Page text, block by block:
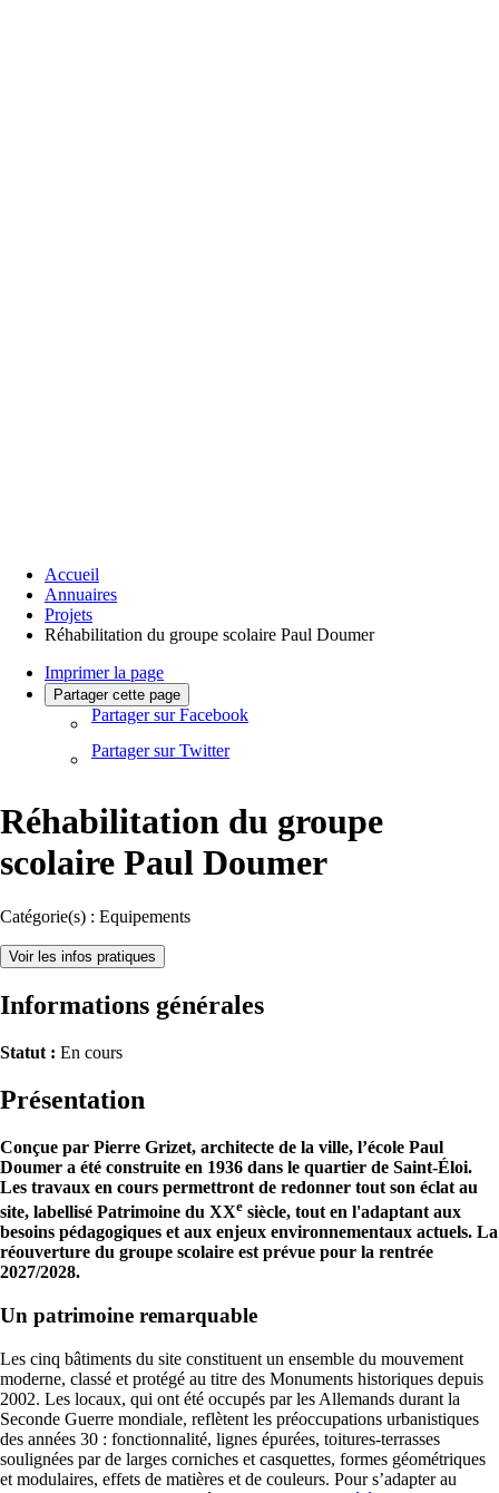
Accueil
Annuaires
Projets
Réhabilitation du groupe scolaire Paul Doumer
Imprimer la page
Partager cette page
Partager sur Facebook
Partager sur Twitter
Réhabilitation du groupe
scolaire Paul Doumer
Catégorie(s) : Equipements
Voir les infos pratiques
Informations générales
Statut : En cours
Présentation
Conçue par Pierre Grizet, architecte de la ville, l’école Paul
Doumer a été construite en 1936 dans le quartier de Saint-Éloi.
Les travaux en cours permettront de redonner tout son éclat au
site, labellisé Patrimoine du XXe siècle, tout en l'adaptant aux
besoins pédagogiques et aux enjeux environnementaux actuels. La
réouverture du groupe scolaire est prévue pour la rentrée
2027/2028.
Un patrimoine remarquable
Les cinq bâtiments du site constituent un ensemble du mouvement
moderne, classé et protégé au titre des Monuments historiques depuis
2002. Les locaux, qui ont été occupés par les Allemands durant la
Seconde Guerre mondiale, reflètent les préoccupations urbanistiques
des années 30 : fonctionnalité, lignes épurées, toitures-terrasses
soulignées par de larges corniches et casquettes, formes géométriques
et modulaires, effets de matières et de couleurs. Pour s’adapter au